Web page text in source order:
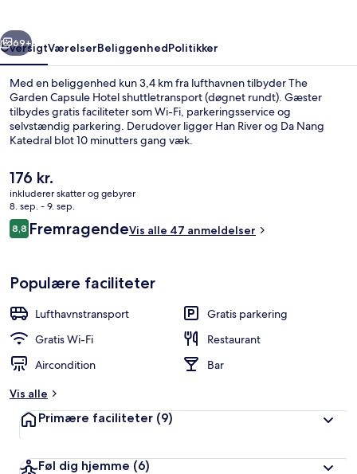
Næste
69+
OversigtVærelserBeliggenhedPolitikker
Med en beliggenhed kun 3,4 km fra lufthavnen tilbyder The
Garden Capsule Hotel shuttletransport (døgnet rundt). Gæster
tilbydes gratis faciliteter som Wi-Fi, parkeringsservice og
selvstændig parkering. Derudover ligger Han River og Da Nang
Katedral blot 10 minutters gang væk.
Den
nuværende
pris
er
176 kr.
176 kr.
inkluderer skatter og gebyrer
8. sep. - 9. sep.
Anmeldelser
8,88,8 ud af 10.
FremragendeVis alle 47 anmeldelser
Populære faciliteter
Lufthavnstransport
Gratis parkering
Gratis Wi-Fi
Restaurant
Aircondition
Bar
Vis alle
Primære faciliteter (9)
Føl dig hjemme (6)